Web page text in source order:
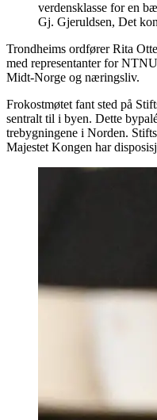
verdensklasse for en
Gj. Gjeruldsen, Det
Trondheims ordfører Rita
med representanter for
Midt-Norge og næringsliv.
Frokostmøtet fant sted på
sentralt til i byen. Dette
trebygningene i Norden.
Majestet Kongen har